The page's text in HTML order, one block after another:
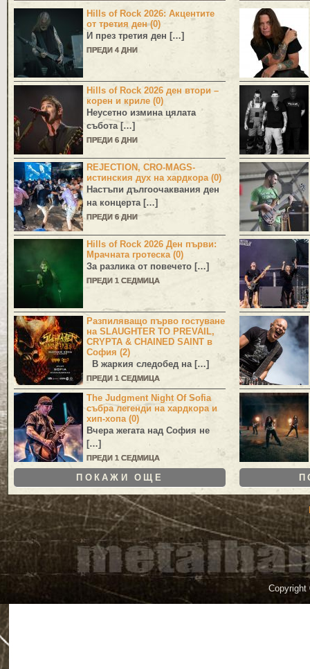
Hills of Rock 2026: Акцентите
от третия ден (0)
И през третия ден […]
ПРЕДИ 4 ДНИ
Hills of Rock 2026 ден втори –
корен и криле (0)
Неусетно измина цялата
събота […]
ПРЕДИ 6 ДНИ
REJECTION, CRO-MAGS-
истинския дух на хардкора (0)
Настъпи дългоочаквания ден
на концерта […]
ПРЕДИ 6 ДНИ
Hills of Rock 2026 Ден първи:
Мрачната гротеска (0)
За разлика от повечето […]
ПРЕДИ 1 СЕДМИЦА
Разпиляващо първо гостуване
на SLAUGHTER TO PREVAIL,
CRYPTA & CHAINED SAINT в
София (2)
В жаркия следобед на […]
ПРЕДИ 1 СЕДМИЦА
The Judgment Night Of Sofia
събра легенди на хардкора и
хип-хопа (0)
Вчера жегата над София не
[…]
ПРЕДИ 1 СЕДМИЦА
ПОКАЖИ ОЩЕ